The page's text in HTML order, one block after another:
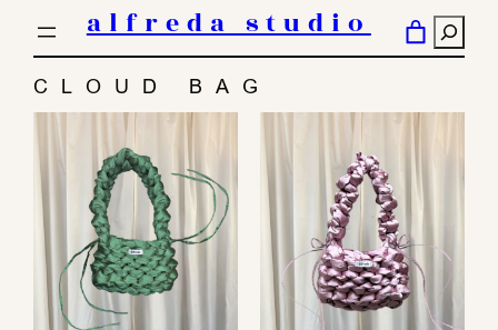
PŘESKOČIT
NA
alfreda studio
CLOUD BAG